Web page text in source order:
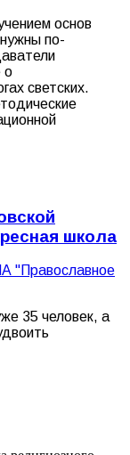
основ
по-
о
светских.
школа
"Православное
35 человек, а